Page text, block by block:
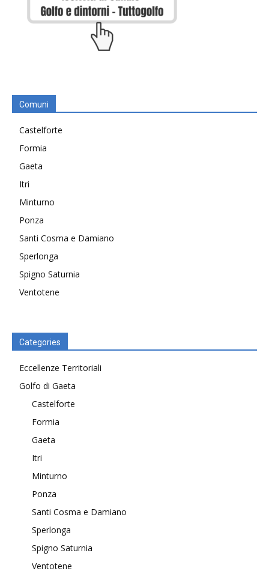
Comuni
Castelforte
Formia
Gaeta
Itri
Minturno
Ponza
Santi Cosma e Damiano
Sperlonga
Spigno Saturnia
Ventotene
Categories
Eccellenze Territoriali
Golfo di Gaeta
Castelforte
Formia
Gaeta
Itri
Minturno
Ponza
Santi Cosma e Damiano
Sperlonga
Spigno Saturnia
Ventotene